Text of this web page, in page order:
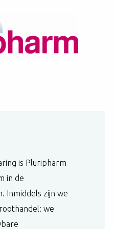
is Pluripharm
in de
Inmiddels zijn we
we